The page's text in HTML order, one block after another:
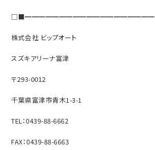
□■━━━━━━━━━━━━━━━━━━━
株式会社 ビップオート
スズキアリーナ富津
〒293-0012
千葉県富津市青木1-3-1
TEL：0439-88-6662
FAX：0439-88-6663